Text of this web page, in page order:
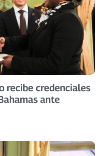
recibe credenciales
ante